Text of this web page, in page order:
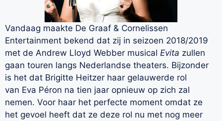
Vandaag maakte De Graaf & Cornelissen
Entertainment bekend dat zij in seizoen 2018/2019
met de Andrew Lloyd Webber musical Evita zullen
gaan touren langs Nederlandse theaters. Bijzonder
is het dat Brigitte Heitzer haar gelauwerde rol
van Eva Péron na tien jaar opnieuw op zich zal
nemen. Voor haar het perfecte moment omdat ze
het gevoel heeft dat ze deze rol nu met nog meer